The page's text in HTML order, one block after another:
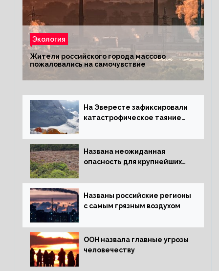
Экология
Жители российского города массово
пожаловались на самочувствие
На Эвересте зафиксировали
катастрофическое таяние
Названа неожиданная
опасность для крупнейших
Названы российские регионы
с самым грязным воздухом
ООН назвала главные угрозы
человечеству